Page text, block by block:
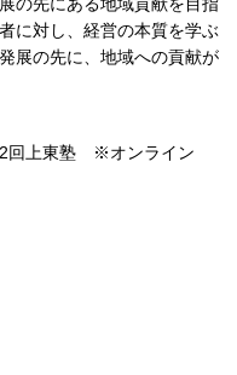
に対し、経営の本質を学ぶ
展の先に、地域への貢献が
回上東塾 ※オンライン